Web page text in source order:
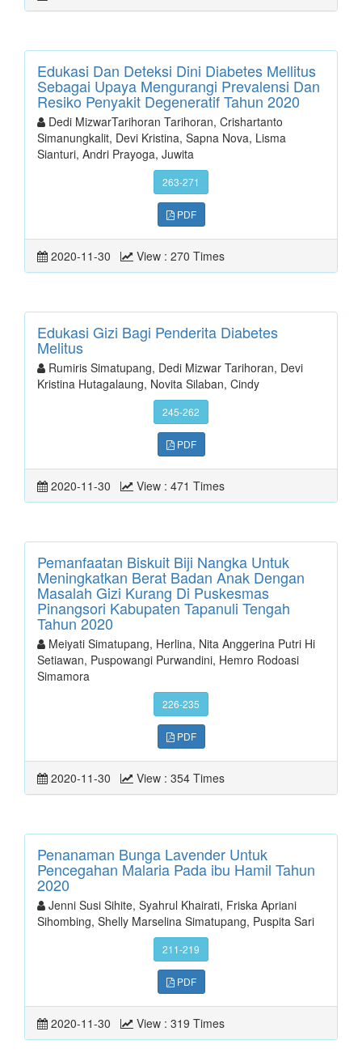
Edukasi Dan Deteksi Dini Diabetes Mellitus
Sebagai Upaya Mengurangi Prevalensi Dan
Resiko Penyakit Degeneratif Tahun 2020
Dedi MizwarTarihoran Tarihoran, Crishartanto
Simanungkalit, Devi Kristina, Sapna Nova, Lisma
Sianturi, Andri Prayoga, Juwita
263-271
PDF
2020-11-30 View : 270 Times
Edukasi Gizi Bagi Penderita Diabetes
Melitus
Rumiris Simatupang, Dedi Mizwar Tarihoran, Devi
Kristina Hutagalaung, Novita Silaban, Cindy
245-262
PDF
2020-11-30 View : 471 Times
Pemanfaatan Biskuit Biji Nangka Untuk
Meningkatkan Berat Badan Anak Dengan
Masalah Gizi Kurang Di Puskesmas
Pinangsori Kabupaten Tapanuli Tengah
Tahun 2020
Meiyati Simatupang, Herlina, Nita Anggerina Putri Hi
Setiawan, Puspowangi Purwandini, Hemro Rodoasi
Simamora
226-235
PDF
2020-11-30 View : 354 Times
Penanaman Bunga Lavender Untuk
Pencegahan Malaria Pada ibu Hamil Tahun
2020
Jenni Susi Sihite, Syahrul Khairati, Friska Apriani
Sihombing, Shelly Marselina Simatupang, Puspita Sari
211-219
PDF
2020-11-30 View : 319 Times